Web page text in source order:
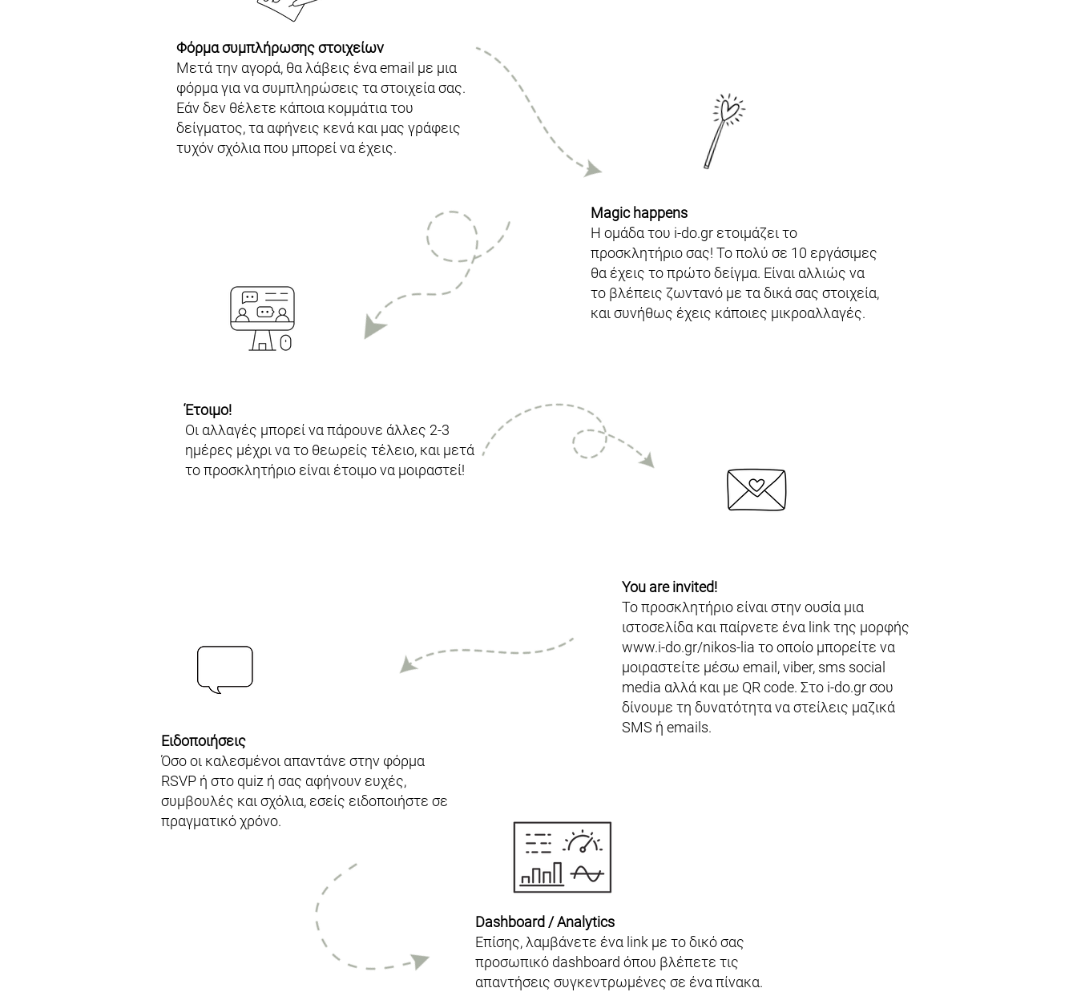
Φόρμα συμπλήρωσης στοιχείων
Μετά την αγορά, θα λάβεις ένα email με μια
φόρμα για να συμπληρώσεις τα στοιχεία σας.
Εάν δεν θέλετε κάποια κομμάτια του
δείγματος, τα αφήνεις κενά και μας γράφεις
τυχόν σχόλια που μπορεί να έχεις.
Magic happens
Η ομάδα του i-do.gr ετοιμάζει το
προσκλητήριο σας! Το πολύ σε 10 εργάσιμες
θα έχεις το πρώτο δείγμα. Είναι αλλιώς να
το βλέπεις ζωντανό με τα δικά σας στοιχεία,
και συνήθως έχεις κάποιες μικροαλλαγές.
Έτοιμο!
Οι αλλαγές μπορεί να πάρουνε άλλες 2-3
ημέρες μέχρι να το θεωρείς τέλειο, και μετά
το προσκλητήριο είναι έτοιμο να μοιραστεί!
You are invited!
Το προσκλητήριο είναι στην ουσία μια
ιστοσελίδα και παίρνετε ένα link της μορφής
www.i-do.gr/nikos-lia το οποίο μπορείτε να
μοιραστείτε μέσω email, viber, sms social
media αλλά και με QR code. Στο i-do.gr σου
δίνουμε τη δυνατότητα να στείλεις μαζικά
SMS ή emails.
Ειδοποιήσεις
Όσο οι καλεσμένοι απαντάνε στην φόρμα
RSVP ή στο quiz ή σας αφήνουν ευχές,
συμβουλές και σχόλια, εσείς ειδοποιήστε σε
πραγματικό χρόνο.
Dashboard / Analytics
Επίσης, λαμβάνετε ένα link με το δικό σας
προσωπικό dashboard όπου βλέπετε τις
απαντήσεις συγκεντρωμένες σε ένα πίνακα.